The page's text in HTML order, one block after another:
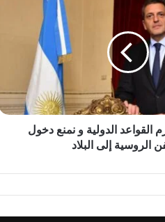
القواعد الدولية و نمنع دخول
الروسية إلى البلاد